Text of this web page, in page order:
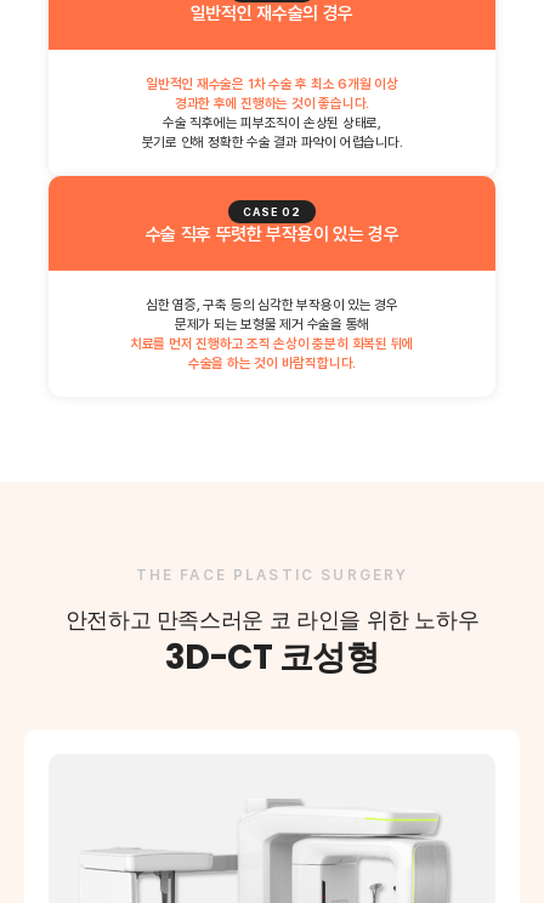
일반적인 재수술의 경우
일반적인 재수술은 1차 수술 후 최소 6개월 이상
경과한 후에 진행하는 것이 좋습니다.
수술 직후에는 피부조직이 손상된 상태로,
붓기로 인해 정확한 수술 결과 파악이 어렵습니다.
CASE 02
수술 직후 뚜렷한 부작용이 있는 경우
심한 염증, 구축 등의 심각한 부작용이 있는 경우
문제가 되는 보형물 제거 수술을 통해
치료를 먼저 진행하고 조직 손상이 충분히 회복된 뒤에
수술을 하는 것이 바람직합니다.
THE FACE PLASTIC SURGERY
안전하고 만족스러운 코 라인을 위한 노하우
3D-CT 코성형